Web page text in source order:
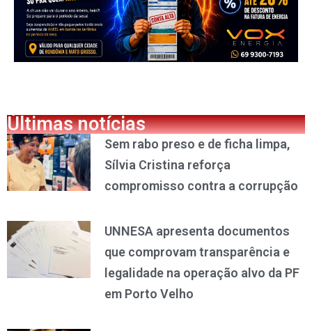
Últimas notícias
Sem rabo preso e de ficha limpa,
Sílvia Cristina reforça
compromisso contra a corrupção
UNNESA apresenta documentos
que comprovam transparência e
legalidade na operação alvo da PF
em Porto Velho